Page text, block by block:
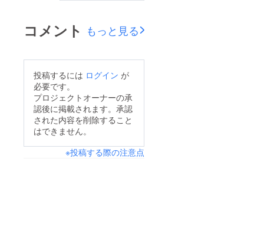
コメント もっと見る
投稿するには ログイン が
必要です。
プロジェクトオーナーの承
認後に掲載されます。承認
された内容を削除すること
はできません。
※投稿する際の注意点